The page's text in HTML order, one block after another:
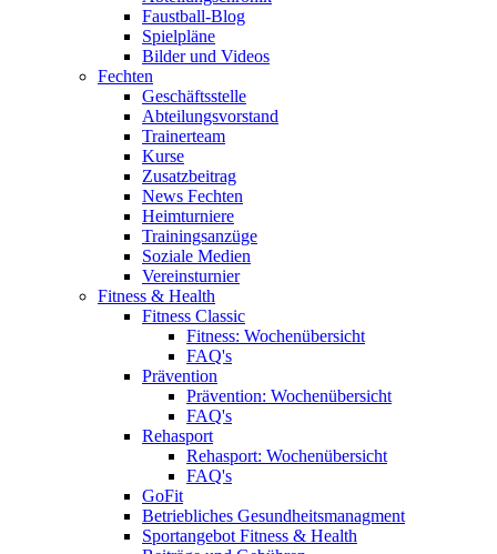
Faustball-Blog
Spielpläne
Bilder und Videos
Fechten
Geschäftsstelle
Abteilungsvorstand
Trainerteam
Kurse
Zusatzbeitrag
News Fechten
Heimturniere
Trainingsanzüge
Soziale Medien
Vereinsturnier
Fitness & Health
Fitness Classic
Fitness: Wochenübersicht
FAQ's
Prävention
Prävention: Wochenübersicht
FAQ's
Rehasport
Rehasport: Wochenübersicht
FAQ's
GoFit
Betriebliches Gesundheitsmanagment
Sportangebot Fitness & Health